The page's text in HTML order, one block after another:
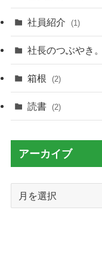
社員紹介 (1)
社長のつぶやき。
箱根 (2)
読書 (2)
アーカイブ